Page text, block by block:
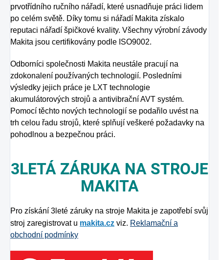
prvotřídního ručního nářadí, které usnadňuje práci lidem
po celém světě. Díky tomu si nářadí Makita získalo
reputaci nářadí špičkové kvality. Všechny výrobní závody
Makita jsou certifikovány podle ISO9002.
Odborníci společnosti Makita neustále pracují na
zdokonalení používaných technologií. Posledními
výsledky jejich práce je LXT technologie
akumulátorových strojů a antivibrační AVT systém.
Pomocí těchto nových technologií se podařilo uvést na
trh celou řadu strojů, které splňují veškeré požadavky na
pohodlnou a bezpečnou práci.
3LETÁ ZÁRUKA NA STROJE
MAKITA
Pro získání 3leté záruky na stroje Makita je zapotřebí svůj
stroj zaregistrovat u makita.cz viz. Reklamační a
obchodní podmínky